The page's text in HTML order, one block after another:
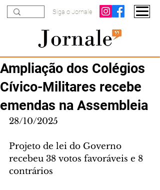
Siga o Jornale
Ampliação dos Colégios
Cívico-Militares recebe
emendas na Assembleia
28/10/2025
Projeto de lei do Governo
recebeu 38 votos favoráveis e 8
contrários